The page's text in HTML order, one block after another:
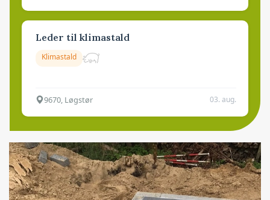
Leder til klimastald
Klimastald
9670, Løgstør 03. aug.